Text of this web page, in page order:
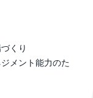
くり
メント能力のた